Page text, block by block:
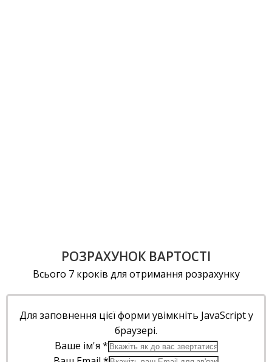
РОЗРАХУНОК ВАРТОСТІ
Всього 7 кроків для отримання розрахунку
Для заповнення цієї форми увімкніть JavaScript у
браузері.
Ваше ім'я *